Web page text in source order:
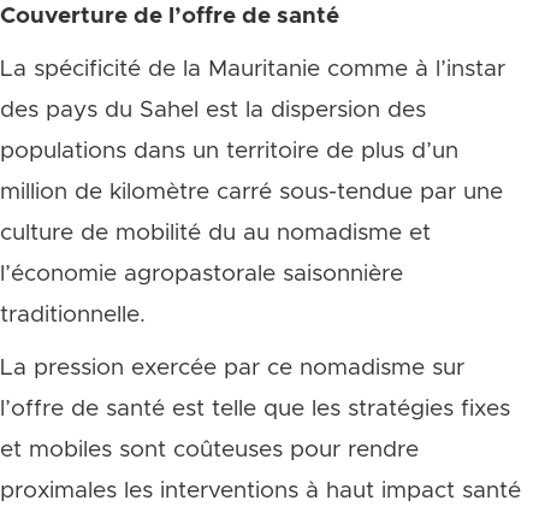
Couverture de l’offre de santé
La spécificité de la Mauritanie comme à l’instar
des pays du Sahel est la dispersion des
populations dans un territoire de plus d’un
million de kilomètre carré sous-tendue par une
culture de mobilité du au nomadisme et
l’économie agropastorale saisonnière
traditionnelle.
La pression exercée par ce nomadisme sur
l’offre de santé est telle que les stratégies fixes
et mobiles sont coûteuses pour rendre
proximales les interventions à haut impact santé